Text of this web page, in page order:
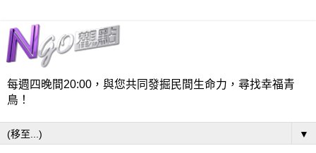
每週四晚間20:00，與您共同發掘民間生命力，尋找幸福青
鳥！
▼